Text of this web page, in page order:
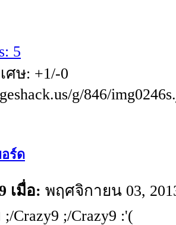
5
ษ: +1/-0
g/846/
ร์ด
เมื่อ: พฤศจิกายน 03,
Crazy9 ;/Crazy9 :'(